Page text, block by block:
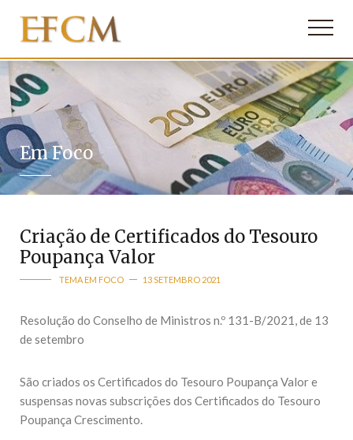
Em Foco
Criação de Certificados do Tesouro
Poupança Valor
TEMA EM FOCO 13 SETEMBRO 2021
Resolução do Conselho de Ministros n.º 131-B/2021, de 13
de setembro
São criados os Certificados do Tesouro Poupança Valor e
suspensas novas subscrições dos Certificados do Tesouro
Poupança Crescimento.